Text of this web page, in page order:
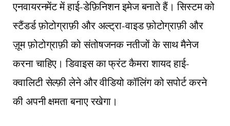
एनवायरनमेंट में हाई-डेफ़िनिशन इमेज बनाते हैं। सिस्टम को
स्टैंडर्ड फ़ोटोग्राफ़ी और अल्ट्रा-वाइड फ़ोटोग्राफ़ी और
ज़ूम फ़ोटोग्राफ़ी को संतोषजनक नतीजों के साथ मैनेज
करना चाहिए। डिवाइस का फ्रंट कैमरा शायद हाई-
क्वालिटी सेल्फ़ी लेने और वीडियो कॉलिंग को सपोर्ट करने
की अपनी क्षमता बनाए रखेगा।